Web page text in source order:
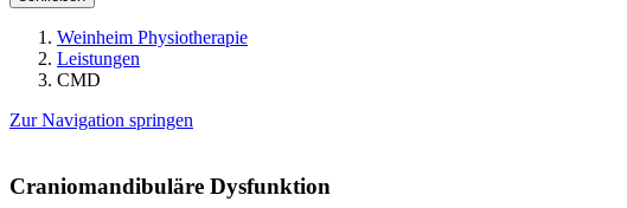
Weinheim Physiotherapie
Leistungen
CMD
Zur Navigation springen
Craniomandibuläre Dysfunktion